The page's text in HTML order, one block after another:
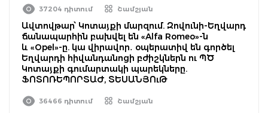
37204 դիտում Շամշյան
Ավտովթար՝ Կոտայքի մարզում. Զովունի-Եղվարդ
ճանապարհին բախվել են «Alfa Romeo»-ն
և «Opel»-ը. կա վիրավոր․ օպերատիվ են գործել
Եղվարդի հիվանդանոցի բժիշկներն ու ՊԾ
Կոտայքի գումարտակի պարեկները.
ՖՈՏՈՌԵՊՈՐՏԱԺ, ՏԵՍԱՆՅՈւԹ
36466 դիտում Շամշյան